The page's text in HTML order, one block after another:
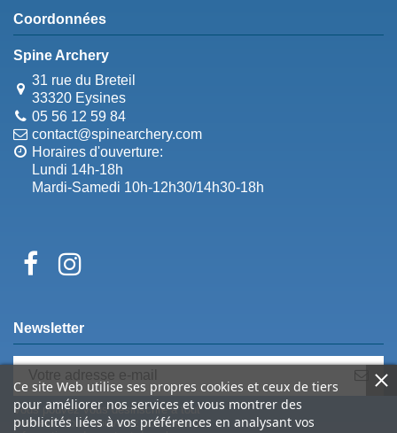
Coordonnées
Spine Archery
31 rue du Breteil
33320 Eysines
05 56 12 59 84
contact@spinearchery.com
Horaires d'ouverture:
Lundi 14h-18h
Mardi-Samedi 10h-12h30/14h30-18h
Ce site Web utilise ses propres cookies et ceux de tiers
pour améliorer nos services et vous montrer des
publicités liées à vos préférences en analysant vos
Newsletter
Vous pouvez vous désinscrire à tout
moment. Vous trouverez pour cela nos